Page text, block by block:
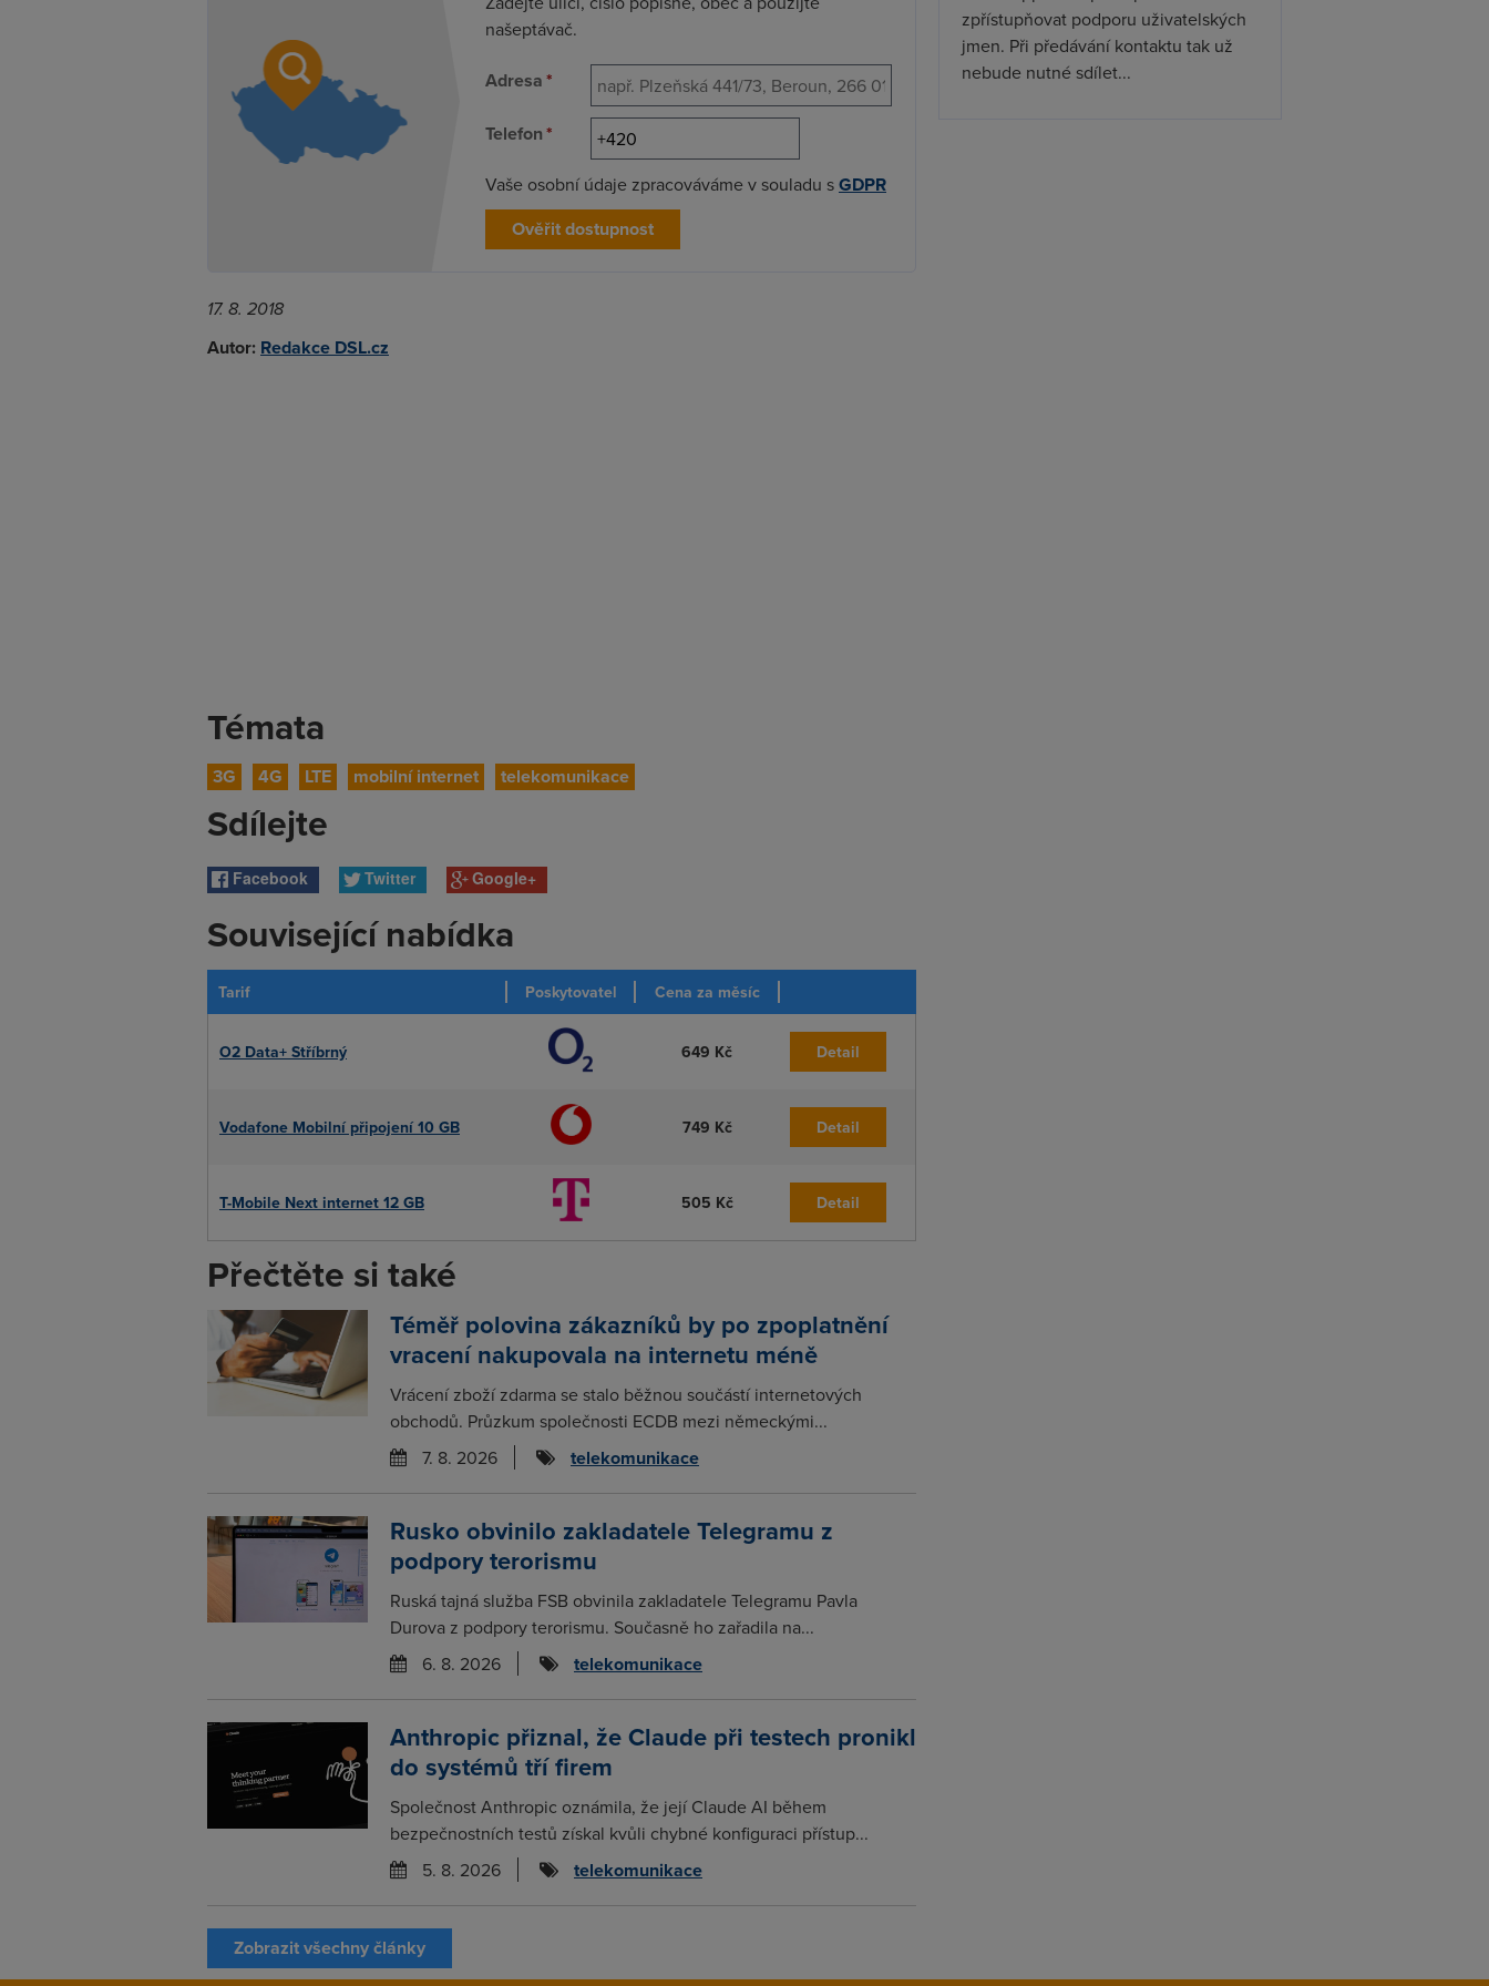
našeptávač.
Adresa*
Telefon*
Vaše osobní údaje zpracováváme v souladu sGDPR
Ověřit dostupnost
17. 8. 2018
Autor: Redakce DSL.cz
Témata
3G 4G LTE mobilní internet telekomunikace
Sdílejte
Facebook Twitter Google+
Související nabídka
Tarif Poskytovatel Cena za měsíc
O2 Data+ Stříbrný 649 Kč Detail
Vodafone Mobilní připojení 10 GB 749 Kč Detail
T-Mobile Next internet 12 GB 505 Kč Detail
Přečtěte si také
Téměř polovina zákazníků by po zpoplatnění
vracení nakupovala na internetu méně
Vrácení zboží zdarma se stalo běžnou součástí internetových
obchodů. Průzkum společnosti ECDB mezi německými...
7. 8. 2026
telekomunikace
Rusko obvinilo zakladatele Telegramu z
podpory terorismu
Ruská tajná služba FSB obvinila zakladatele Telegramu Pavla
Durova z podpory terorismu. Současně ho zařadila na...
6. 8. 2026
telekomunikace
Anthropic přiznal, že Claude při testech pronikl
do systémů tří firem
Společnost Anthropic oznámila, že její Claude AI během
bezpečnostních testů získal kvůli chybné konfiguraci přístup...
5. 8. 2026
telekomunikace
Zobrazit všechny články
zpřístupňovat podporu uživatelských
jmen. Při předávání kontaktu tak už
nebude nutné sdílet...